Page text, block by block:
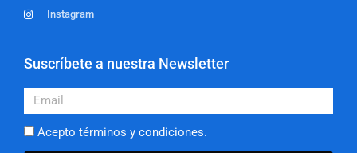
Instagram
Suscríbete a nuestra Newsletter
Email
Acepto términos y condiciones.